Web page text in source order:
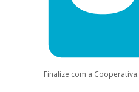
Finalize com a Cooperativa.